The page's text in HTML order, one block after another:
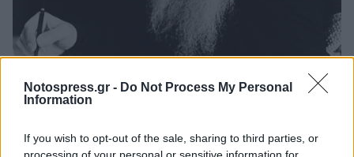
Notospress.gr - Do Not Process My Personal
Information
If you wish to opt-out of the sale, sharing to third parties, or
processing of your personal or sensitive information for
Ο Τολστόι είναι
σημαντικότερους στοχαστές όλων των εποχών.